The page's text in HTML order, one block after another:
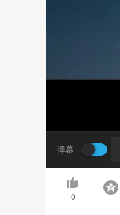
弹幕
0